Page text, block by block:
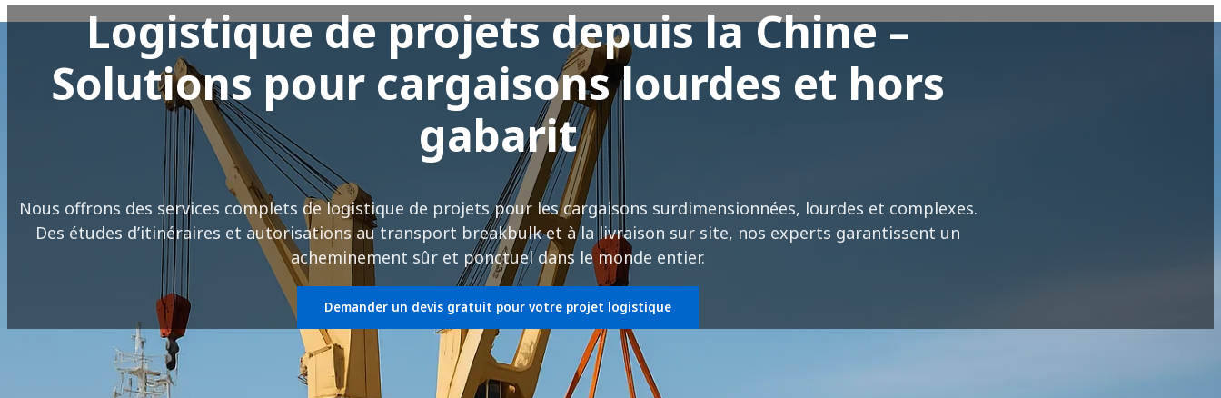
Logistique de projets depuis la Chine –
Solutions pour cargaisons lourdes et hors
gabarit
Nous offrons des services complets de logistique de projets pour les cargaisons surdimensionnées, lourdes et complexes.
Des études d’itinéraires et autorisations au transport breakbulk et à la livraison sur site, nos experts garantissent un
acheminement sûr et ponctuel dans le monde entier.
Demander un devis gratuit pour votre projet logistique